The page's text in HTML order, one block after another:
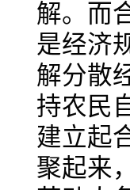
解。而
是经济
解分散
持农民
建立起
聚起来